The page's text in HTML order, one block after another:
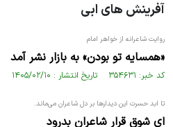
آفرینش های ابی
روایت شاعرانه از خواهر امام
«همسایه تو بودن» به بازار نشر آمد
کد خبر: ۳۵۴۶۳۱ تاریخ انتشار : ۱۴۰۵/۰۲/۱۰
تا ابد حسرت این دیدارها بر دل شاعران می‌ماند.
ای شوق قرار شاعران بدرود